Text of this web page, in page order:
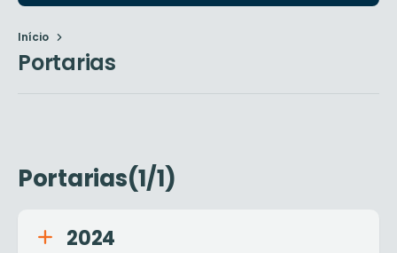
Início
Portarias
Portarias(1/1)
2024